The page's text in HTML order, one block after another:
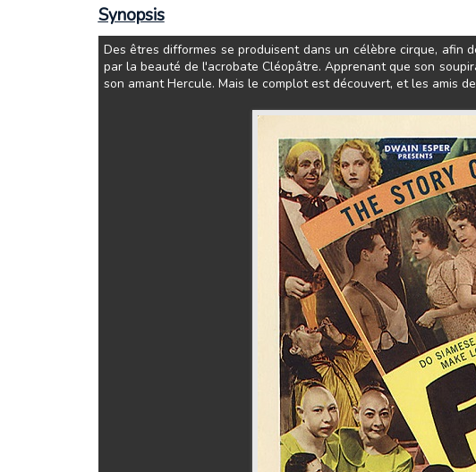
Synopsis
Des êtres difformes se produisent dans un célèbre cirque, afin
par la beauté de l'acrobate Cléopâtre. Apprenant que son
son amant Hercule. Mais le complot est découvert, et les amis